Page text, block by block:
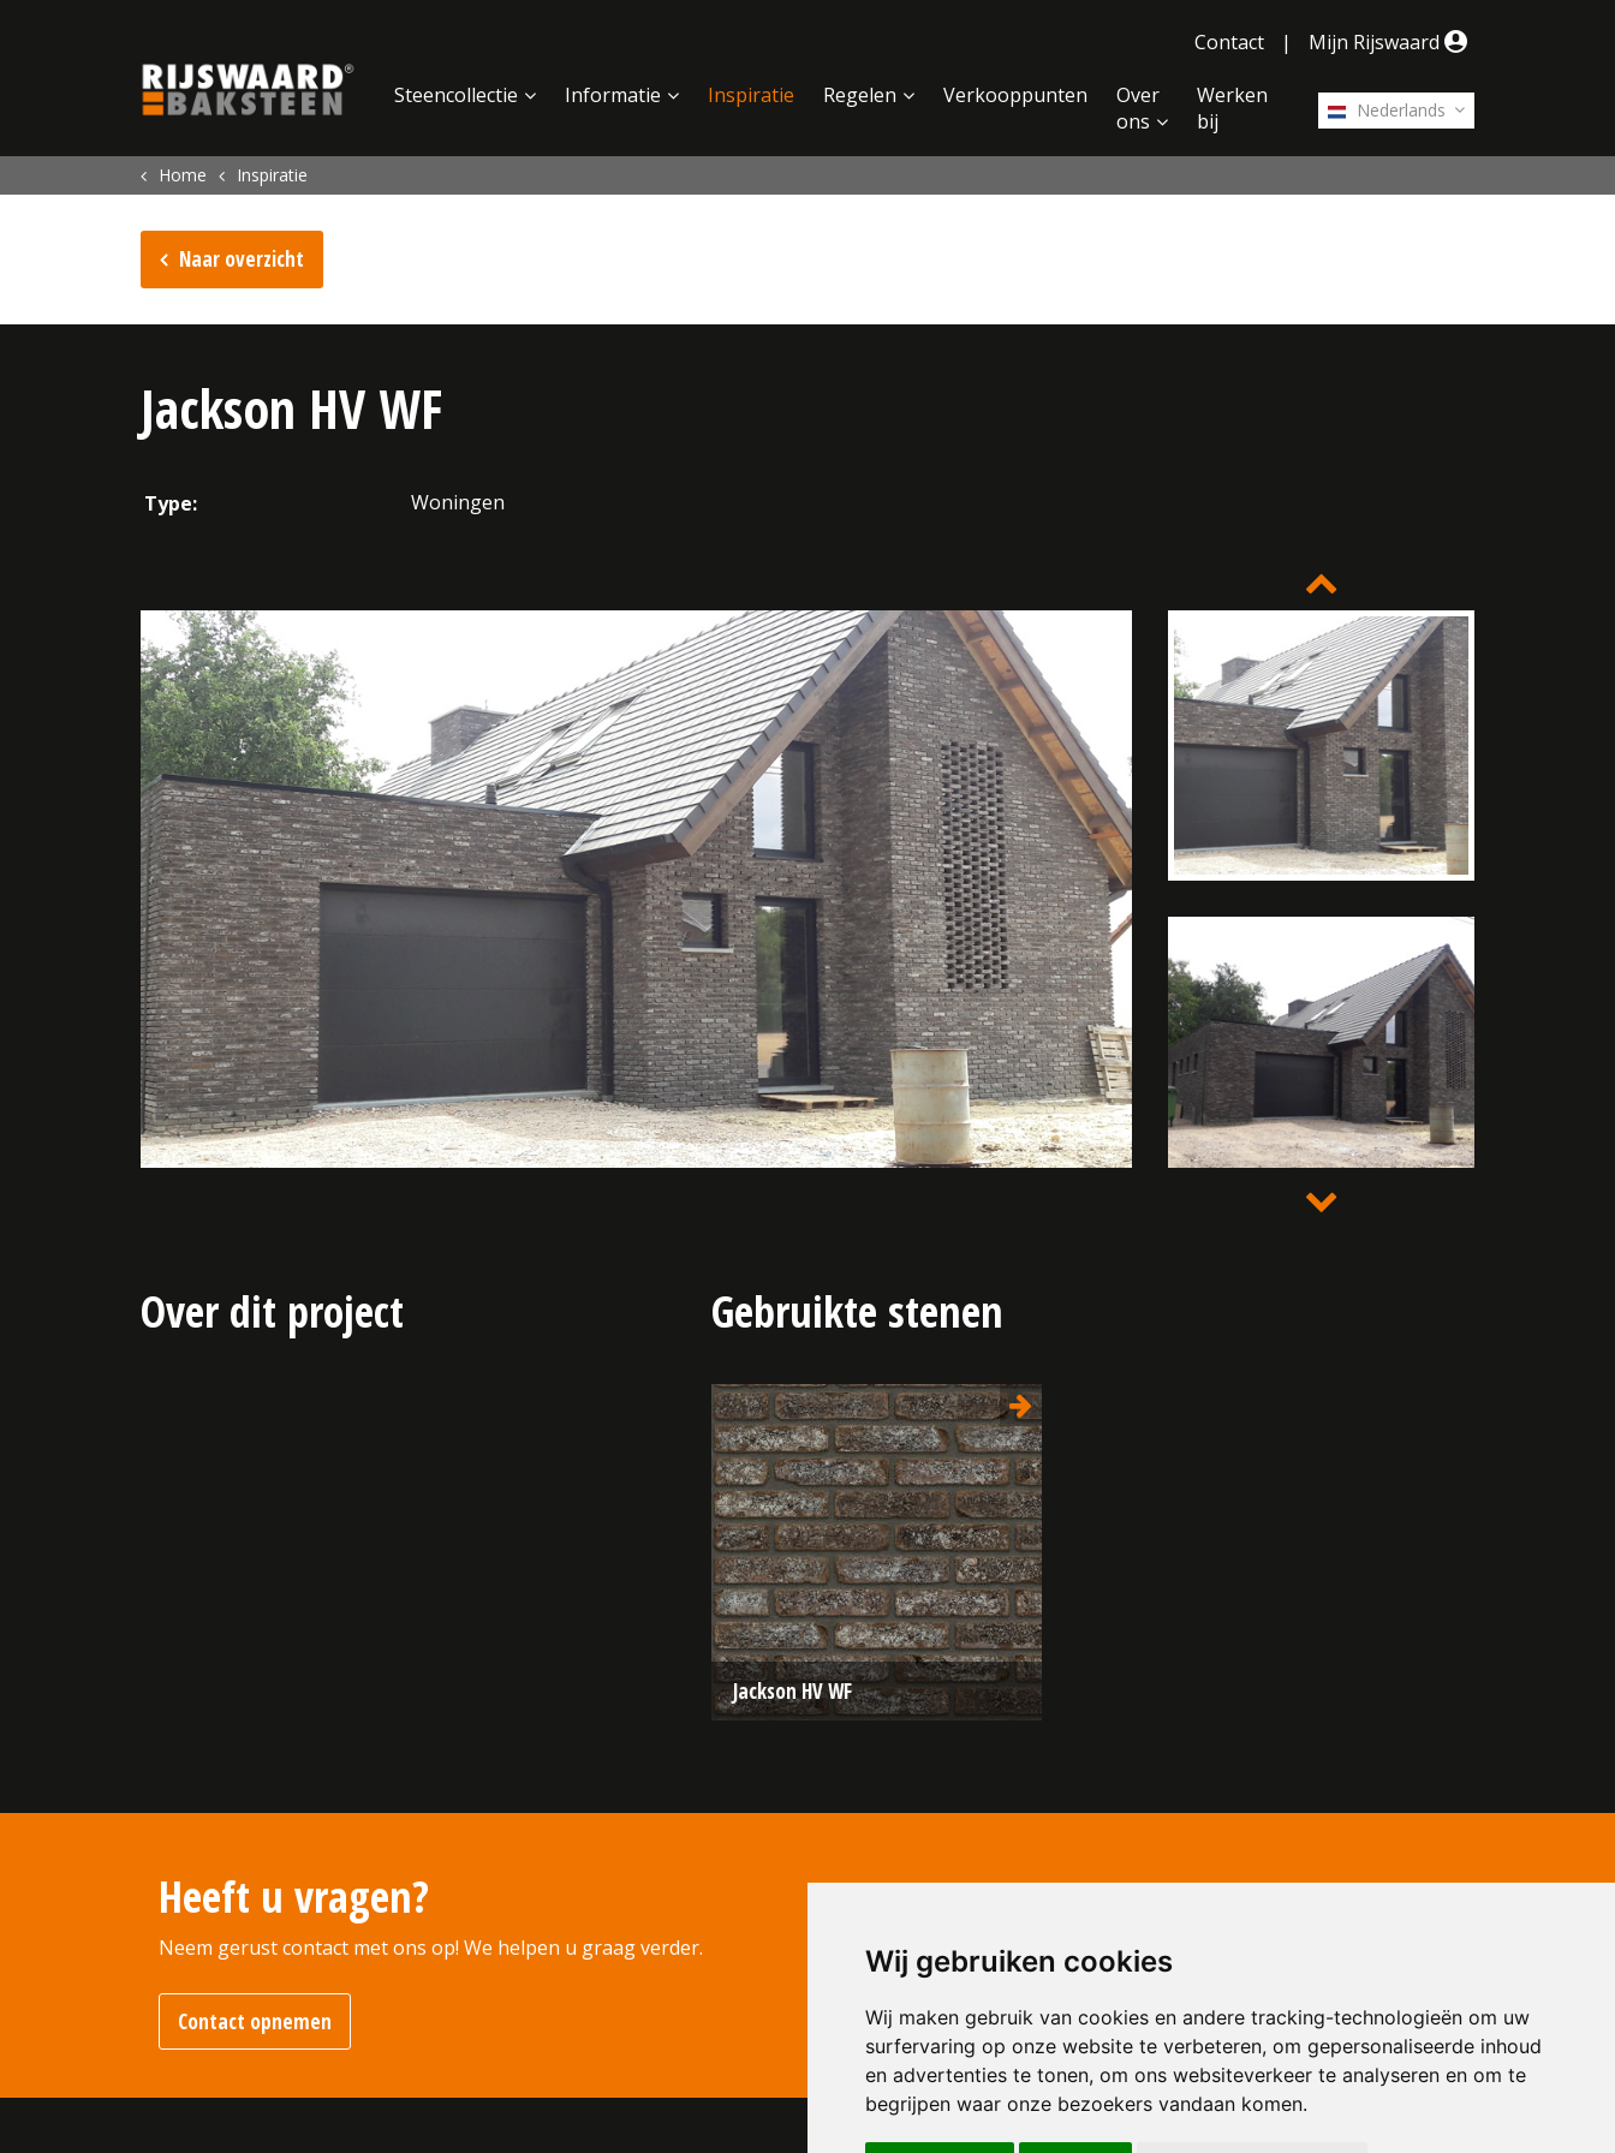
Wij gebruiken cookies
Wij maken gebruik van cookies en andere tracking-technologieën om uw
surfervaring op onze website te verbeteren, om gepersonaliseerde inhoud
en advertenties te tonen, om ons websiteverkeer te analyseren en om te
begrijpen waar onze bezoekers vandaan komen.
Contact
| Mijn Rijswaard
Nederlands
Steencollectie Informatie Inspiratie Regelen Verkooppunten
Over
ons
Werken
bij
Home Inspiratie
Naar overzicht
Jackson HV WF
Type: Woningen
Over dit project Gebruikte stenen
Jackson HV WF
Formaat:
Waalformaat (WF)
Heeft u vragen?
Neem gerust contact met ons op! We helpen u graag verder.
Contact opnemen